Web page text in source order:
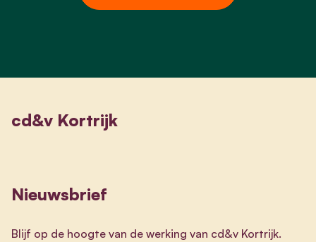
cd&v Kortrijk
Nieuwsbrief
Blijf op de hoogte van de werking van cd&v Kortrijk.